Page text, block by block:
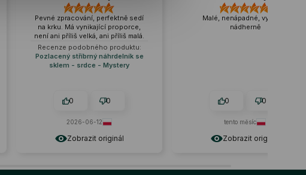
Zobrazit originál
Malé, nenápadné, vypadají
nádherně
tento měsíc
Zobrazit originál
Dokonale vyrobené, není se
chytit. Náušnice mají velmi
2026-06-19